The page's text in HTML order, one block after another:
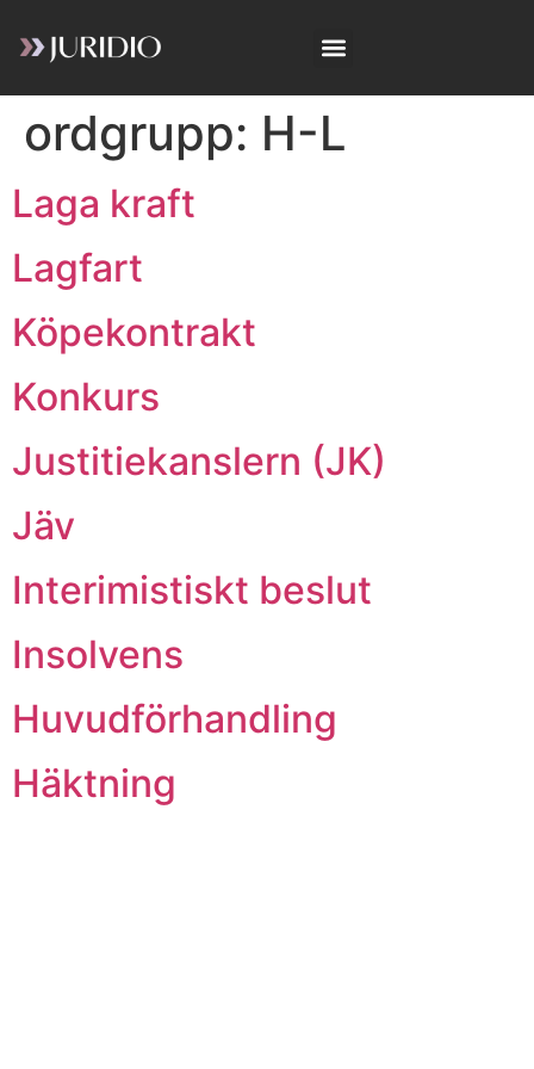
ordgrupp: H-L
Laga kraft
Lagfart
Köpekontrakt
Konkurs
Justitiekanslern (JK)
Jäv
Interimistiskt beslut
Insolvens
Huvudförhandling
Häktning